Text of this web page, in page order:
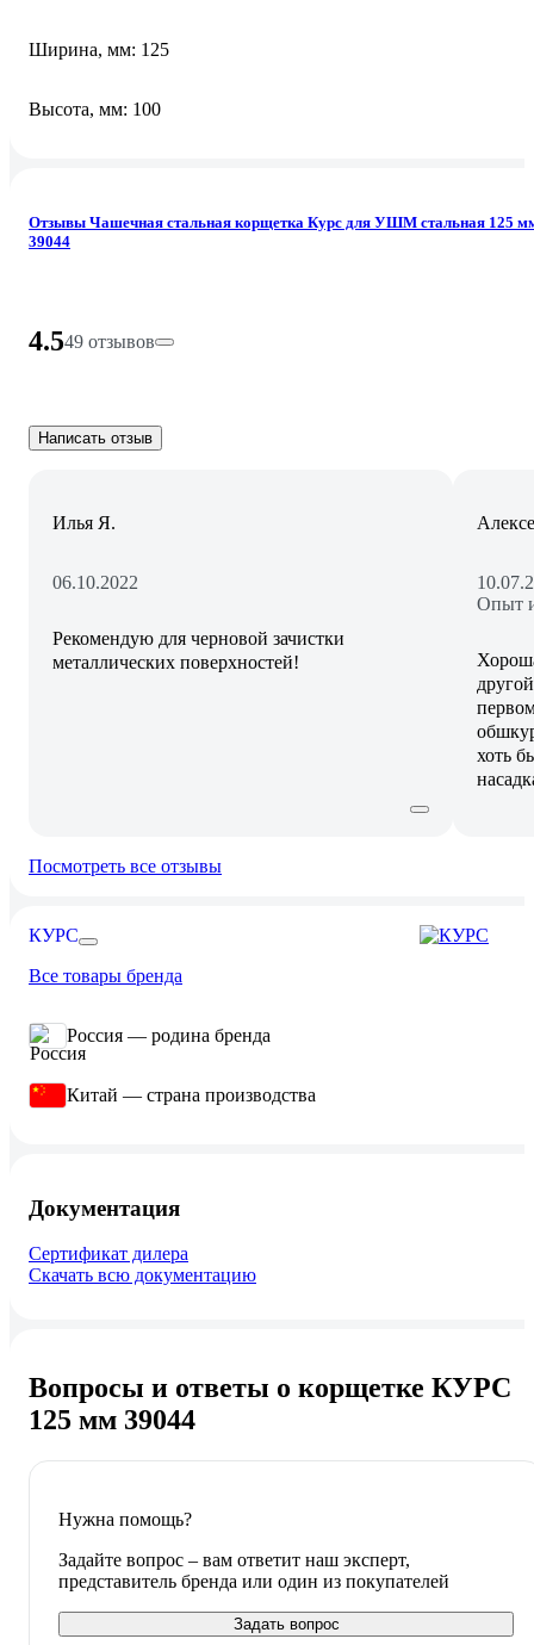
Ширина, мм: 125
Высота, мм: 100
Отзывы Чашечная стальная корщетка Курс для УШМ стальная 125
39044
4.549 отзывов
Написать отзыв
Илья Я.
06.10.2022
Рекомендую для черновой зачистки
металлических поверхностей!
Опыт
хоть
Посмотреть все отзывы
КУРС
Все товары бренда
Россия — родина бренда
Китай — страна производства
Документация
Сертификат дилера
Скачать всю документацию
Вопросы и ответы о корщетке КУРС
125 мм 39044
Нужна помощь?
Задайте вопрос – вам ответит наш эксперт,
представитель бренда или один из покупателей
Задать вопрос